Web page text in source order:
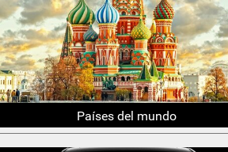
Países del mundo